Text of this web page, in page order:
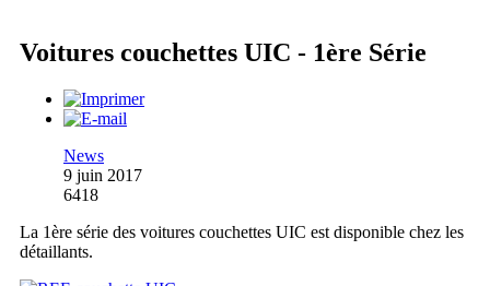
Voitures couchettes UIC - 1ère Série
News
9 juin 2017
6418
La 1ère série des voitures couchettes UIC est disponible chez les
détaillants.